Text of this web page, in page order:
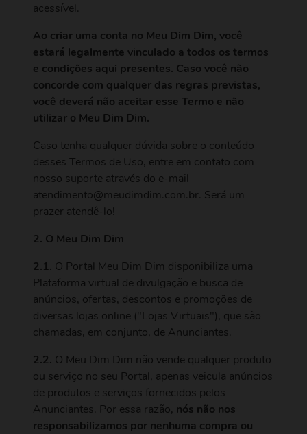
acessível.
Ao criar uma conta no Meu Dim Dim, você
estará legalmente vinculado a todos os termos
e condições aqui presentes. Caso você não
concorde com qualquer das regras previstas,
você deverá não aceitar esse Termo e não
utilizar o Meu Dim Dim.
Caso tenha qualquer dúvida sobre o conteúdo
desses Termos de Uso, entre em contato com
nosso suporte através do e-mail
atendimento@meudimdim.com.br. Será um
prazer atendê-lo!
2. O Meu Dim Dim
2.1. O Portal Meu Dim Dim disponibiliza uma
Plataforma virtual de divulgação e busca de
anúncios, ofertas, descontos e promoções de
diversas lojas online ("Lojas Virtuais"), que são
chamadas, em conjunto, de Anunciantes.
2.2. O Meu Dim Dim não vende qualquer produto
ou serviço no seu Portal, apenas veicula anúncios
de produtos e serviços fornecidos pelos
Anunciantes. Por essa razão, nós não nos
responsabilizamos por nenhuma compra ou